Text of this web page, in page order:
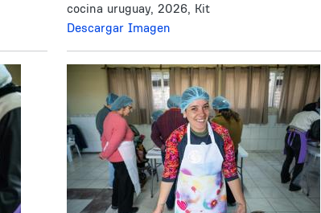
cocina uruguay, 2026, Kit
Descargar Imagen